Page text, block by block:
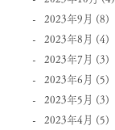
2023年9月 (8)
2023年8月 (4)
2023年7月 (3)
2023年6月 (5)
2023年5月 (3)
2023年4月 (5)